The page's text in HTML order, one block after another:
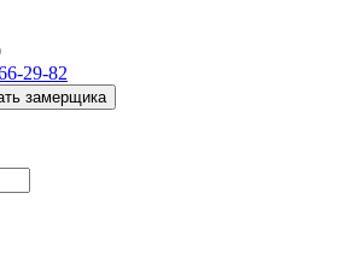
29-82
замерщика